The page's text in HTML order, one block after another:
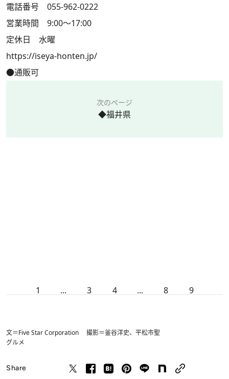
電話番号 055-962-0222
営業時間 9:00～17:00
定休日 水曜
https://iseya-honten.jp/
●通販可
次のページ
◆福井県
1 ... 3 4 ... 8 9
文＝Five Star Corporation 撮影＝釜谷洋史、平松市聖
グルメ
Share